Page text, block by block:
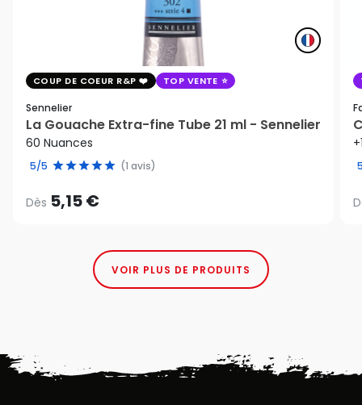
COUP DE COEUR R&P TOP VENTE
Sennelier
La Gouache Extra-fine Tube 21 ml - Sennelier
60 Nuances
5/5 (1 avis)
Dès 5,15 €
VOIR PLUS DE PRODUITS